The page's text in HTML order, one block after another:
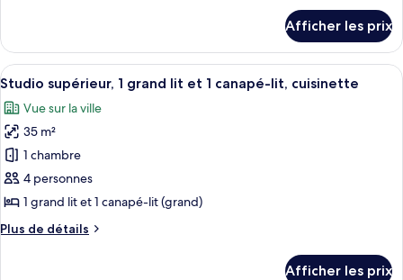
1
très
grand
lit,
vue
partielle
sur
l'océan
(Newly
Renovated)
Chambre
Deluxe,
1
grand
lit,
vue
partielle
sur
l'océan
(Newly
Renovated)
Afficher les prix
Afficher
toutes
les
photos
pour
ce
type
chambre :
Une chambre d’hôtel avec un
8
Studio supérieur, 1 grand lit et 1 canapé-lit, cuisinette
Vue sur la ville
35 m²
1 chambre
4 personnes
1 grand lit et 1 canapé-lit (grand)
Plus de détails
Plus
Afficher les prix